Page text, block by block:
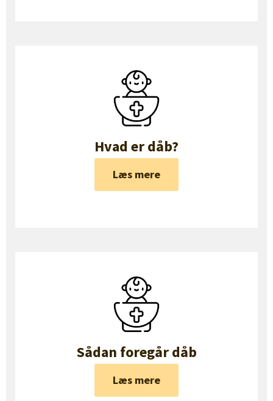
Hvad er dåb?
Læs mere
Sådan foregår dåb
Læs mere